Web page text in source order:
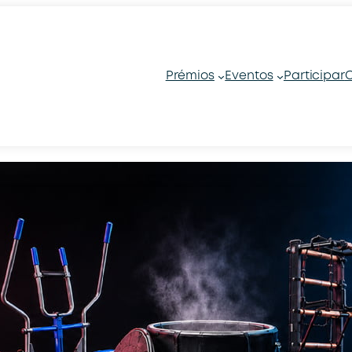
Prémios Eventos Participar